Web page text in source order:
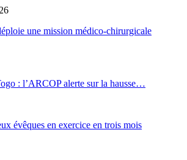
une mission médico-chirurgicale
: l’ARCOP alerte sur la hausse…
évêques en exercice en trois mois